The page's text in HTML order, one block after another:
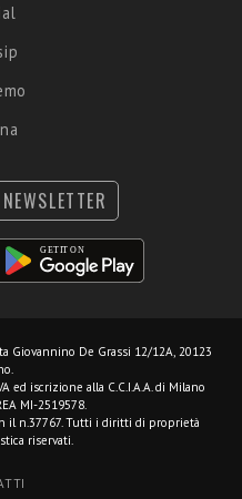
NEWSLETTER
Giovannino De Grassi 12/12A, 20123
ed iscrizione alla C.C.I.A.A. di Milano
MI-2519578.
il n.37767. Tutti i diritti di proprietà
riservati.